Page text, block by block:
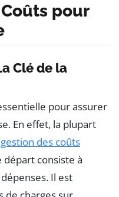
pour
Clé de la
pour assurer
En effet, la plupart
gestion des coûts
consiste à
Il est